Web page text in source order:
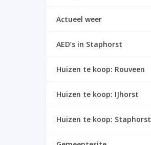
Actueel weer
AED’s in Staphorst
Huizen te koop: Rouveen
Huizen te koop: IJhorst
Huizen te koop: Staphorst